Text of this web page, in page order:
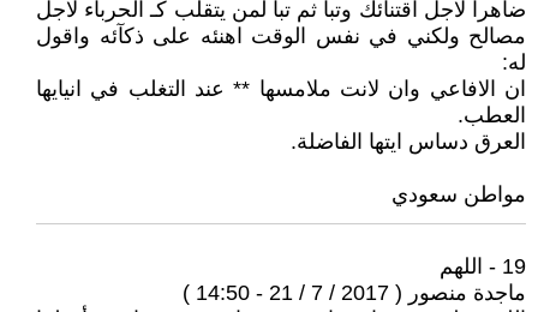
ضاهرا لاجل اقتنآئك وتبا ثم تبا لمن يتقلب كـ الحرباء لاجل
مصالح ولكني في نفس الوقت اهنئه على ذكآئه واقول
له:
ان الافاعي وان لانت ملامسها ** عند التغلب في انيايها
العطب.
العرق دساس ايتها الفاضلة.
مواطن سعودي
19 - اللهم
ماجدة منصور ( 2017 / 7 / 21 - 14:50 )